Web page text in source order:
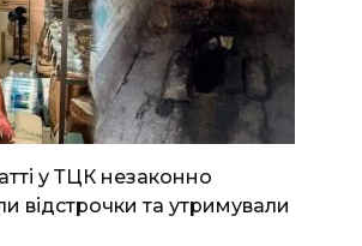
у ТЦК незаконно
відстрочки та утримували